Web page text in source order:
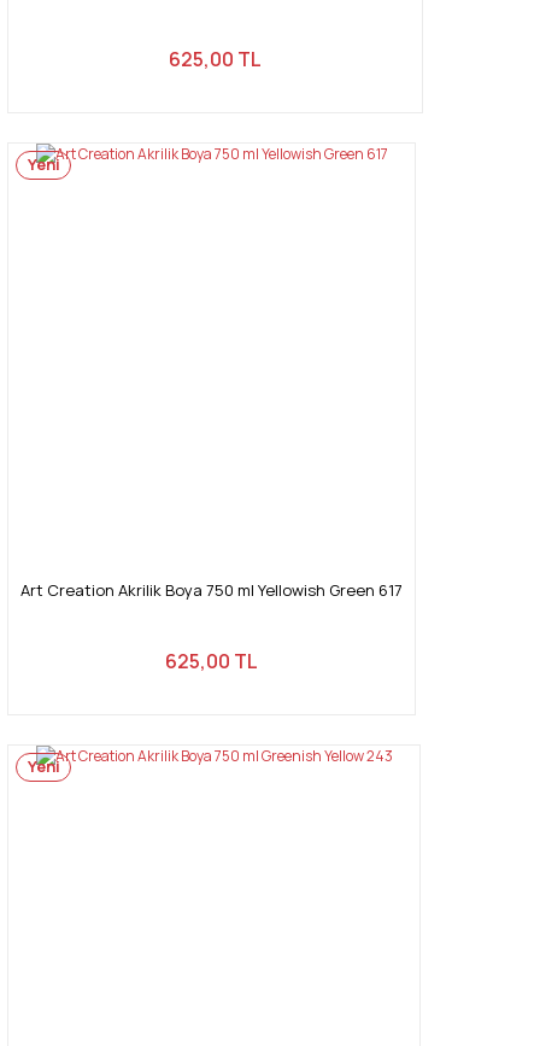
625,00 TL
Yeni
Art Creation Akrilik Boya 750 ml Yellowish Green 617
625,00 TL
Yeni